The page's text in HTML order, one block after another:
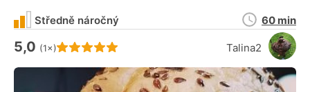
Hodnocení receptu je
5,0 (1×) Talina2
Středně náročný
Doba
přípravy
60 min